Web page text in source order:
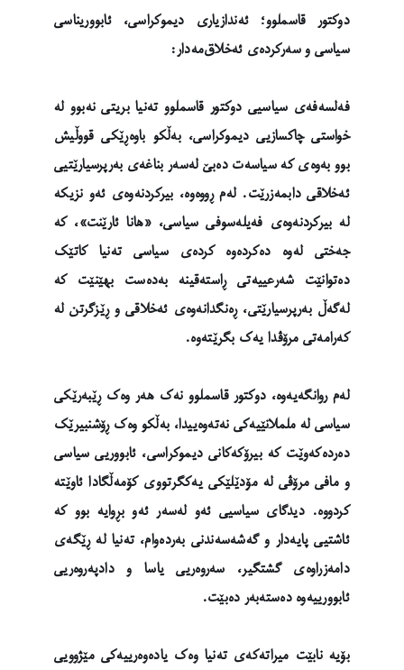
دوکتور قاسملوو؛ ئەندازیاری دیموکراسی، ئابووریناسی
سیاسی و سەرکردەی ئەخلاق‌مەدار:
فەلسەفەی سیاسیی دوکتور قاسملوو تەنیا بریتی نەبوو لە
خواستی چاکسازیی دیموکراسی، بەڵکو باوەڕێکی قووڵیش
بوو بەوەی کە سیاسەت دەبێ لەسەر بناغەی بەرپرسیارێتیی
ئەخلاقی دابمەزرێت. لەم ڕووەوە، بیرکردنەوەی ئەو نزیکە
لە بیرکردنەوەی فەیلەسوفی سیاسی، «هانا ئارێنت»، کە
جەختی لەوە دەکردەوە کردەی سیاسی تەنیا کاتێک
دەتوانێت شەرعییەتی ڕاستەقینە بەدەست بهێنێت کە
لەگەڵ بەرپرسیارێتی، ڕەنگدانەوەی ئەخلاقی و ڕێزگرتن لە
کەرامەتی مرۆڤدا یەک بگرێتەوە.
لەم روانگەیەوە، دوکتور قاسملوو نەک هەر وەک ڕێبەرێکی
سیاسی لە ململانێیەکی نەتەوەییدا، بەڵکو وەک ڕۆشنبیرێک
دەردەکەوێت کە بیرۆکەکانی دیموکراسی، ئابووریی سیاسی
و مافی مرۆڤی لە مۆدێلێکی یەکگرتووی کۆمەڵگادا ئاوێتە
کردووە. دیدگای سیاسیی ئەو لەسەر ئەو بڕوایە بوو کە
ئاشتیی پایەدار و گەشەسەندنی بەردەوام، تەنیا لە ڕێگەی
دامەزراوەی گشتگیر، سەروەریی یاسا و دادپەروەریی
ئابوورییەوە دەستەبەر دەبێت.
بۆیە نابێت میراتەکەی تەنیا وەک یادەوەرییەکی مێژوویی